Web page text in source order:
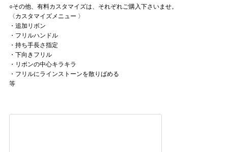
○その他、有料カスタマイズは、それぞれご購入下さいませ。
〈カスタマイズメニュー 〉
・追加リボン
・フリルハンドル
・持ち手長さ指定
・下向きフリル
・リボンの中心キラキラ
・フリルにラインストーンを散りばめる
等